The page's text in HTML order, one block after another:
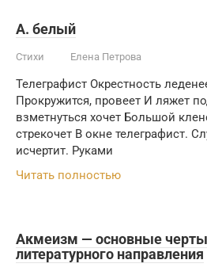
А. белый
Стихи Елена Петрова
Телеграфист Окрестность
Прокружится, провеет И ляжет
взметнуться хочет Большой
стрекочет В окне телеграфист.
исчертит. Руками
Читать полностью
Акмеизм — основные черты
литературного направления